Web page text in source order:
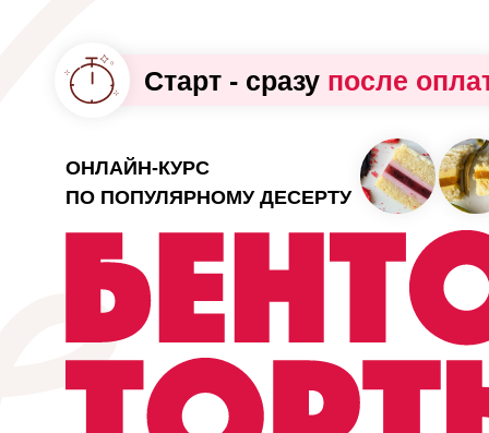
ОНЛАЙН-КУРС
ПО ПОПУЛЯРНОМУ ДЕСЕРТУ
Старт - сразу после